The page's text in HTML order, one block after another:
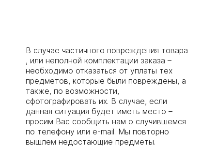
В случае частичного повреждения товара
, или неполной комплектации заказа –
необходимо отказаться от уплаты тех
предметов, которые были повреждены, а
также, по возможности,
сфотографировать их. В случае, если
данная ситуация будет иметь место –
просим Вас сообщить нам о случившемся
по телефону или e-mail. Мы повторно
вышлем недостающие предметы.